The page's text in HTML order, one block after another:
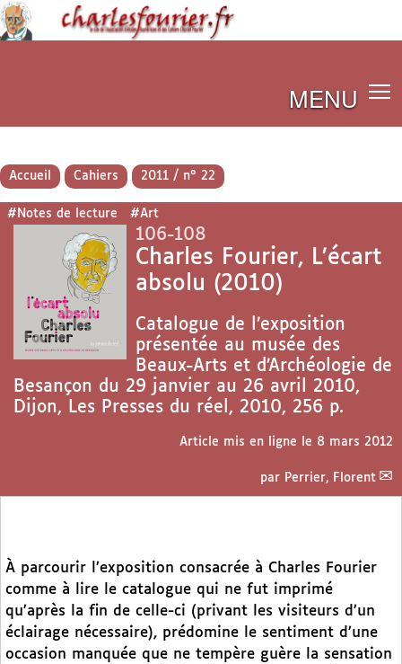
MENU
Accueil Cahiers 2011 / n° 22
#Notes de lecture #Art
106-108
Charles Fourier, L’écart
absolu (2010)
Catalogue de l’exposition
présentée au musée des
Beaux-Arts et d’Archéologie de
Besançon du 29 janvier au 26 avril 2010,
Dijon, Les Presses du réel, 2010, 256 p.
Article mis en ligne le 8 mars 2012
par Perrier, Florent
À parcourir l’exposition consacrée à Charles Fourier
comme à lire le catalogue qui ne fut imprimé
qu’après la fin de celle-ci (privant les visiteurs d’un
éclairage nécessaire), prédomine le sentiment d’une
occasion manquée que ne tempère guère la sensation